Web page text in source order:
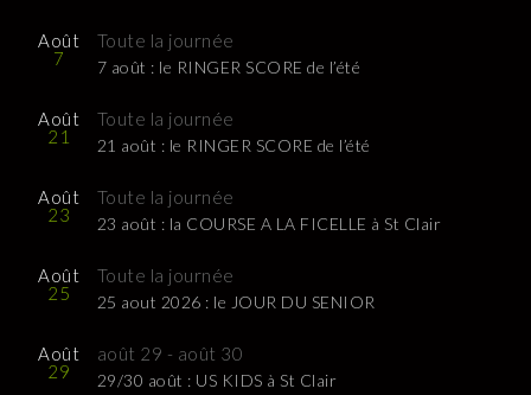
Août
7
Toute la journée
7 août : le RINGER SCORE de l’été
Août
21
Toute la journée
21 août : le RINGER SCORE de l’été
Août
23
Toute la journée
23 août : la COURSE A LA FICELLE à St Clair
Août
25
Toute la journée
25 aout 2026 : le JOUR DU SENIOR
Août
29
août 29 - août 30
29/30 août : US KIDS à St Clair